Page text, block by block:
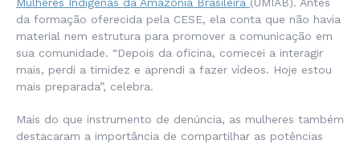
da formação oferecida pela CESE, ela conta que não havia
material nem estrutura para promover a comunicação em
sua comunidade. “Depois da oficina, comecei a interagir
mais, perdi a timidez e aprendi a fazer vídeos. Hoje estou
mais preparada”, celebra.
Mais do que instrumento de denúncia, as mulheres também
destacaram a importância de compartilhar as potências